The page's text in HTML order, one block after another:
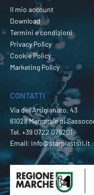
Il mio account
Download
Termini e condizioni
Privacy Policy
Cookie Policy
Marketing Policy
CONTATTI
Via dell’Artigianato, 43
61028 Mercatale di
Tel. +39 0722 079201
Email: info@starplastsrl.it